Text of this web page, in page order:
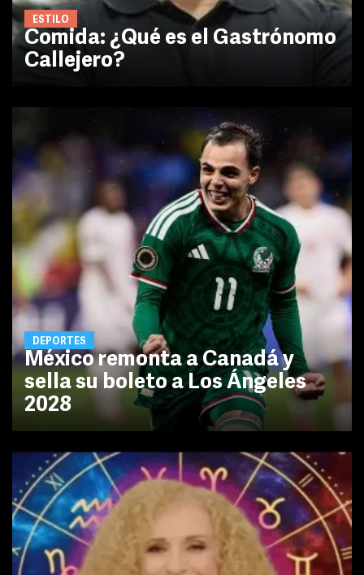
ESTILO
Comida: ¿Qué es el Gastrónomo
Callejero?
DEPORTES
México remonta a Canadá y
sella su boleto a Los Ángeles
2028